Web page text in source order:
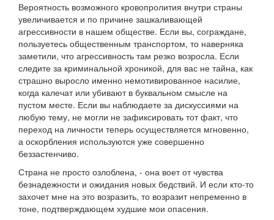
Вероятность возможного кровопролития внутри страны
увеличивается и по причине зашкаливающей
агрессивности в нашем обществе. Если вы, сограждане,
пользуетесь общественным транспортом, то наверняка
заметили, что агрессивность там резко возросла. Если
следите за криминальной хроникой, для вас не тайна, как
страшно выросло именно немотивированное насилие,
когда калечат или убивают в буквальном смысле на
пустом месте. Если вы наблюдаете за дискуссиями на
любую тему, не могли не зафиксировать тот факт, что
переход на личности теперь осуществляется мгновенно,
а оскорбления используются уже совершенно
беззастенчиво.
Страна не просто озлоблена, - она воет от чувства
безнадежности и ожидания новых бедствий. И если кто-то
захочет мне на это возразить, то возразит непременно в
тоне, подтверждающем худшие мои опасения.